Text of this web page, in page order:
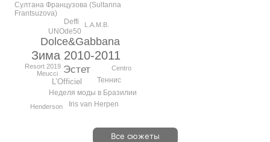
Зима 2010-2011
Dolce&Gabbana
Эстет
L’Officiel
UNOde50
Deffi
Султана Французова (Sultanna
Frantsuzova)
Неделя моды в Бразилии
Теннис
Iris van Herpen
L.A.M.B.
Centro
Meucci
Henderson
Resort 2019
Все сюжеты